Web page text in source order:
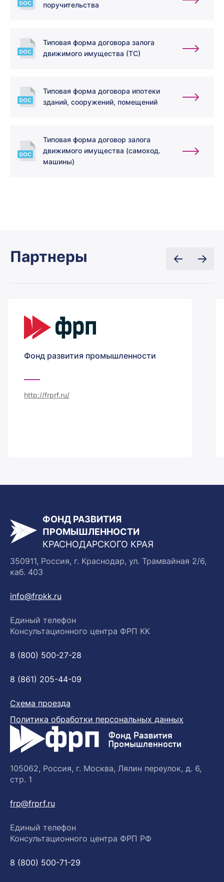
поручительства
Типовая форма договора залога
движимого имущества (ТС)
Типовая форма договора ипотеки
зданий, сооружений, помещений
Типовая форма договор залога
движимого имущества (самоход.
машины)
Партнеры
Фонд развития промышленности
http://frprf.ru/
ФОНД РАЗВИТИЯ
ПРОМЫШЛЕННОСТИ
КРАСНОДАРСКОГО КРАЯ
350911, Россия, г. Краснодар, ул. Трамвайная 2/6,
каб. 403
info@frpkk.ru
Единый телефон
Консультационного центра ФРП КК
8 (800) 500-27-28
8 (861) 205-44-09
Схема проезда
Политика обработки персональных данных
105062, Россия, г. Москва, Лялин переулок, д. 6,
стр. 1
frp@frprf.ru
Единый телефон
Консультационного центра ФРП РФ
8 (800) 500-71-29